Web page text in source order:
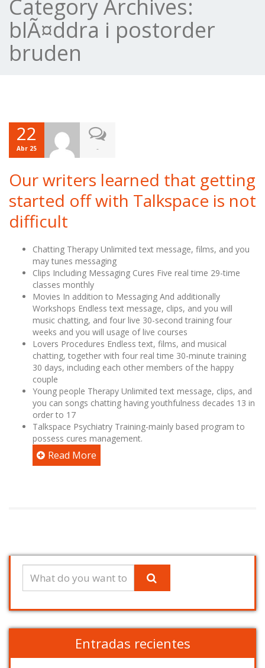
Category Archives:
blÃ¤ddra i postorder
bruden
22
Abr 25 -
Our writers learned that getting
started off with Talkspace is not
difficult
Chatting Therapy Unlimited text message, films, and you
may tunes messaging
Clips Including Messaging Cures Five real time 29-time
classes monthly
Movies In addition to Messaging And additionally
Workshops Endless text message, clips, and you will
music chatting, and four live 30-second training four
weeks and you will usage of live courses
Lovers Procedures Endless text, films, and musical
chatting, together with four real time 30-minute training
30 days, including each other members of the happy
couple
Young people Therapy Unlimited text message, clips, and
you can songs chatting having youthfulness decades 13 in
order to 17
Talkspace Psychiatry Training-mainly based program to
possess cures management.
Read More
Entradas recientes